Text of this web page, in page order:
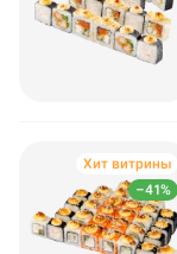
–41%
Хит витрины